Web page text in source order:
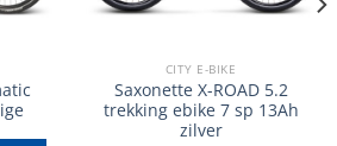
CITY E-BIKE
Saxonette X-ROAD 5.2
trekking ebike 7 sp 13Ah
zilver